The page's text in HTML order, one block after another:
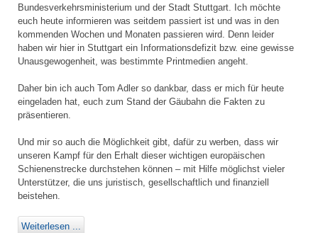
Bundesverkehrsministerium und der Stadt Stuttgart. Ich möchte
euch heute informieren was seitdem passiert ist und was in den
kommenden Wochen und Monaten passieren wird. Denn leider
haben wir hier in Stuttgart ein Informationsdefizit bzw. eine gewisse
Unausgewogenheit, was bestimmte Printmedien angeht.
Daher bin ich auch Tom Adler so dankbar, dass er mich für heute
eingeladen hat, euch zum Stand der Gäubahn die Fakten zu
präsentieren.
Und mir so auch die Möglichkeit gibt, dafür zu werben, dass wir
unseren Kampf für den Erhalt dieser wichtigen europäischen
Schienenstrecke durchstehen können – mit Hilfe möglichst vieler
Unterstützer, die uns juristisch, gesellschaftlich und finanziell
beistehen.
Weiterlesen ...